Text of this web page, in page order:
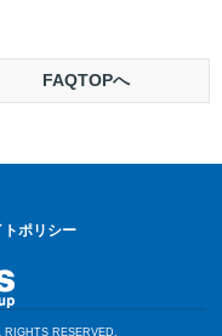
FAQTOPへ
トポリシー
RESERVED.